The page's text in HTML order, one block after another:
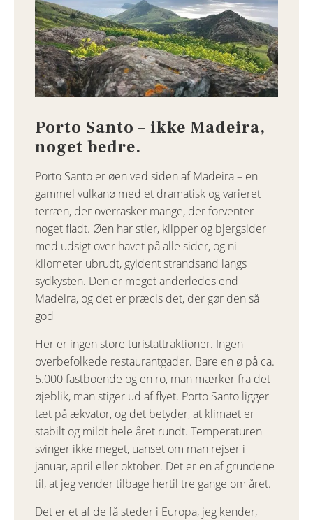
Porto Santo – ikke Madeira,
noget bedre.
Porto Santo er øen ved siden af Madeira – en
gammel vulkanø med et dramatisk og varieret
terræn, der overrasker mange, der forventer
noget fladt. Øen har stier, klipper og bjergsider
med udsigt over havet på alle sider, og ni
kilometer ubrudt, gyldent strandsand langs
sydkysten. Den er meget anderledes end
Madeira, og det er præcis det, der gør den så
god
Her er ingen store turistattraktioner. Ingen
overbefolkede restaurantgader. Bare en ø på ca.
5.000 fastboende og en ro, man mærker fra det
øjeblik, man stiger ud af flyet. Porto Santo ligger
tæt på ækvator, og det betyder, at klimaet er
stabilt og mildt hele året rundt. Temperaturen
svinger ikke meget, uanset om man rejser i
januar, april eller oktober. Det er en af grundene
til, at jeg vender tilbage hertil tre gange om året.
Det er et af de få steder i Europa, jeg kender,